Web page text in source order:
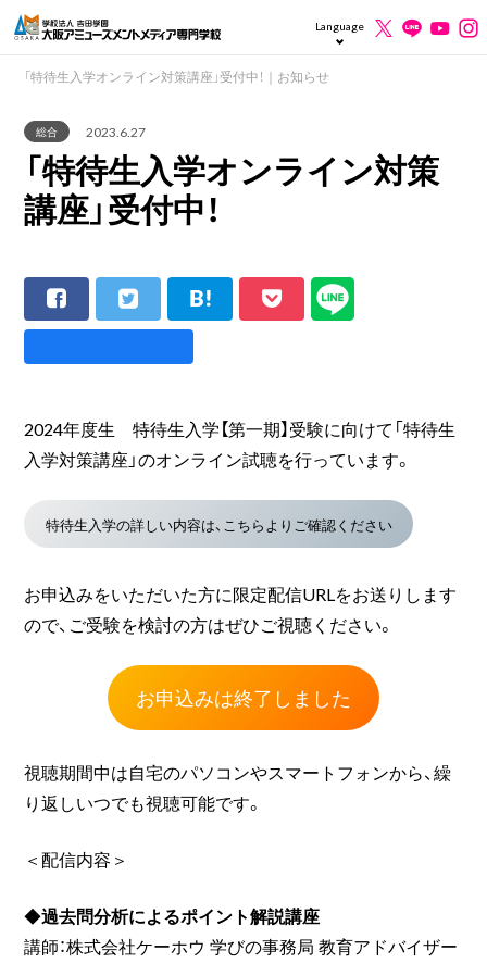
Language
「特待生入学オンライン対策講座」受付中！｜お知らせ
総合 2023.6.27
「特待生入学オンライン対策
講座」受付中！
2024年度生 特待生入学【第一期】受験に向けて「特待生
入学対策講座」のオンライン試聴を行っています。
特待生入学の詳しい内容は、こちらよりご確認ください
お申込みをいただいた方に限定配信URLをお送りします
ので、ご受験を検討の方はぜひご視聴ください。
お申込みは終了しました
視聴期間中は自宅のパソコンやスマートフォンから、繰
り返しいつでも視聴可能です。
＜配信内容＞
◆過去問分析によるポイント解説講座
講師：株式会社ケーホウ 学びの事務局 教育アドバイザー